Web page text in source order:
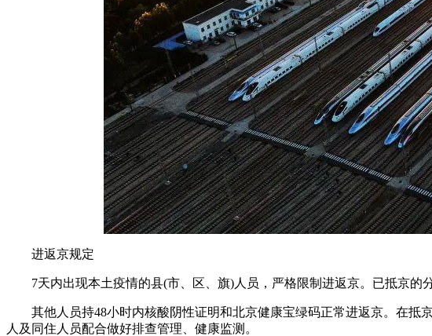
进返京规定
7天内出现本土疫情的县(市、区、旗)人员，严格限制进返京。已抵京的
其他人员持48小时内核酸阴性证明和北京健康宝绿码正常进返京。在
人及同住人员配合做好排查管理、健康监测。